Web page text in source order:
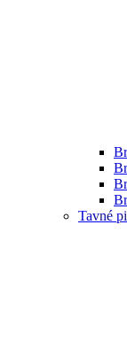
Tavné